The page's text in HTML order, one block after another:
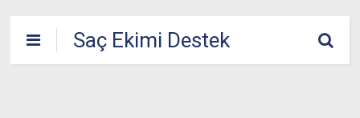
Saç Ekimi Destek